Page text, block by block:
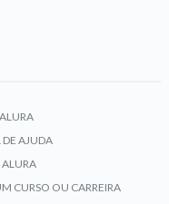
DE AJUDA
CURSO OU CARREIRA